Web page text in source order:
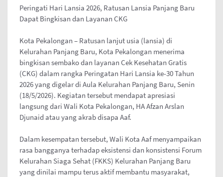
Peringati Hari Lansia 2026, Ratusan Lansia Panjang Baru
Dapat Bingkisan dan Layanan CKG
Kota Pekalongan – Ratusan lanjut usia (lansia) di
Kelurahan Panjang Baru, Kota Pekalongan menerima
bingkisan sembako dan layanan Cek Kesehatan Gratis
(CKG) dalam rangka Peringatan Hari Lansia ke-30 Tahun
2026 yang digelar di Aula Kelurahan Panjang Baru, Senin
(18/5/2026). Kegiatan tersebut mendapat apresiasi
langsung dari Wali Kota Pekalongan, HA Afzan Arslan
Djunaid atau yang akrab disapa Aaf.
Dalam kesempatan tersebut, Wali Kota Aaf menyampaikan
rasa bangganya terhadap eksistensi dan konsistensi Forum
Kelurahan Siaga Sehat (FKKS) Kelurahan Panjang Baru
yang dinilai mampu terus aktif membantu masyarakat,